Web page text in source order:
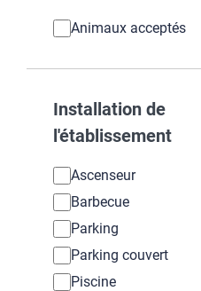
Animaux acceptés
Installation de
l'établissement
Ascenseur
Barbecue
Parking
Parking couvert
Piscine